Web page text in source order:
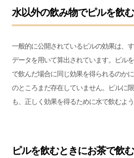
水以外の飲み物でピルを飲
一般的に公開されているピルの効果は、
データを用いて算出されています。ピル
で飲んだ場合に同じ効果を得られるのか
のところまだ存在していません。ピルに
も、正しく効果を得るために水で飲むよう
ピルを飲むときにお茶で飲